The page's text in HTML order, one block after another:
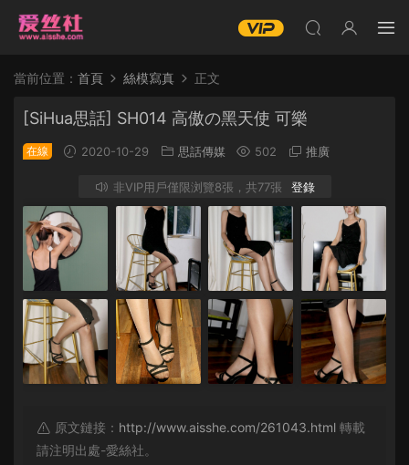
當前位置： 首頁 絲模寫真 正文
[SiHua思話] SH014 高傲の黑天使 可樂
在線 2020-10-29 思話傳媒 502 推廣
非VIP用戶僅限浏覽8張，共77張 登錄
原文鏈接： http://www.aisshe.com/261043.html 轉載
請注明出處-愛絲社。